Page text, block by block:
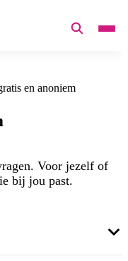
en anoniem
Voor jezelf of
bij jou past.